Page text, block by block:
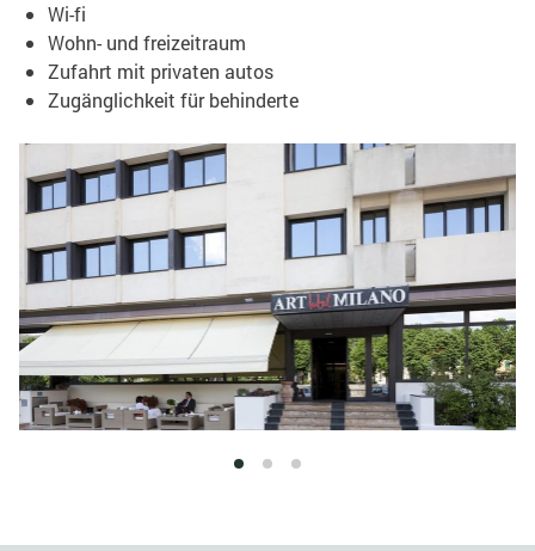
Wi-fi
Wohn- und freizeitraum
Zufahrt mit privaten autos
Zugänglichkeit für behinderte
1 2 3